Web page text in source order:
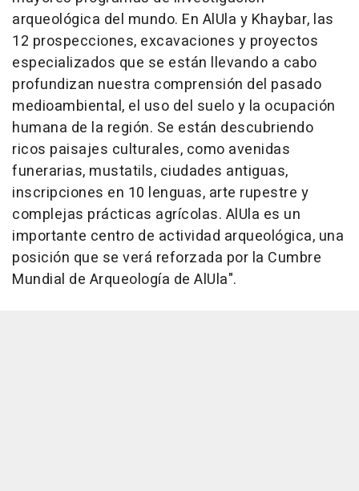
arqueológica del mundo. En AlUla y Khaybar, las
12 prospecciones, excavaciones y proyectos
especializados que se están llevando a cabo
profundizan nuestra comprensión del pasado
medioambiental, el uso del suelo y la ocupación
humana de la región. Se están descubriendo
ricos paisajes culturales, como avenidas
funerarias, mustatils, ciudades antiguas,
inscripciones en 10 lenguas, arte rupestre y
complejas prácticas agrícolas. AlUla es un
importante centro de actividad arqueológica, una
posición que se verá reforzada por la Cumbre
Mundial de Arqueología de AlUla".